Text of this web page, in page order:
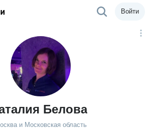
Войти
Белова
и Московская область